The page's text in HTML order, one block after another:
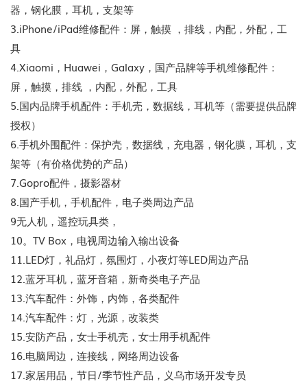
器，钢化膜，耳机，支架等
3.iPhone/iPad维修配件：屏，触摸 ，排线，内配，外配，工
具
4.Xiaomi，Huawei，Galaxy，国产品牌等手机维修配件：
屏，触摸，排线 ，内配，外配，工具
5.国内品牌手机配件：手机壳，数据线，耳机等（需要提供品牌
授权）
6.手机外围配件：保护壳，数据线，充电器，钢化膜，耳机，支
架等（有价格优势的产品）
7.Gopro配件，摄影器材
8.国产手机，手机配件，电子类周边产品
9无人机，遥控玩具类，
10。TV Box，电视周边输入输出设备
11.LED灯，礼品灯，氛围灯，小夜灯等LED周边产品
12.蓝牙耳机，蓝牙音箱，新奇类电子产品
13.汽车配件：外饰，内饰，各类配件
14.汽车配件：灯，光源，改装类
15.安防产品，女士手机壳，女士用手机配件
16.电脑周边，连接线，网络周边设备
17.家居用品，节日/季节性产品，义乌市场开发专员